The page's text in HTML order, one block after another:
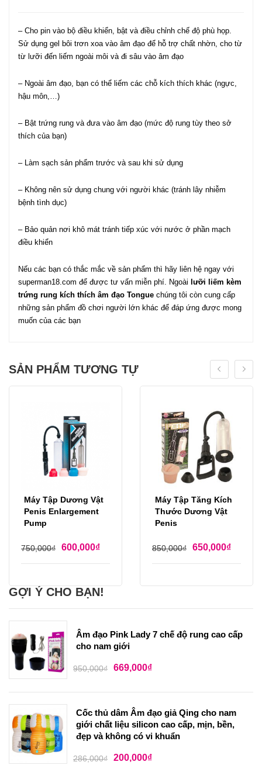
– Cho pin vào bộ điều khiển, bật và điều chỉnh chế độ phù họp.
Sử dụng gel bôi trơn xoa vào âm đạo để hỗ trợ chất nhờn, cho từ
từ lưỡi đến liếm ngoài môi và đi sâu vào âm đạo
– Ngoài âm đạo, bạn có thể liếm các chỗ kích thích khác (ngực,
hậu môn,…)
– Bật trứng rung và đưa vào âm đạo (mức độ rung tùy theo sở
thích của bạn)
– Làm sạch sản phẩm trước và sau khi sử dụng
– Không nên sử dụng chung với người khác (tránh lây nhiễm
bệnh tình dục)
– Bảo quản nơi khô mát tránh tiếp xúc với nước ở phần mạch
điều khiển
Nếu các bạn có thắc mắc về sản phẩm thì hãy liên hệ ngay với
superman18.com để được tư vấn miễn phí. Ngoài lưỡi liếm kèm
trứng rung kích thích âm đạo Tongue chúng tôi còn cung cấp
những sản phẩm đồ chơi người lớn khác để đáp ứng được mong
muốn của các bạn
SẢN PHẨM TƯƠNG TỰ
Máy Tập Dương Vật
Penis Enlargement
Pump
750,000₫ 600,000₫
Máy Tập Tăng Kích
Thước Dương Vật
Penis
850,000₫ 650,000₫
GỢI Ý CHO BẠN!
Âm đạo Pink Lady 7 chế độ rung cao cấp
cho nam giới
950,000₫ 669,000₫
Cốc thủ dâm Âm đạo giả Qing cho nam
giới chất liệu silicon cao cấp, mịn, bền,
đẹp và không có vi khuẩn
286,000₫ 200,000₫